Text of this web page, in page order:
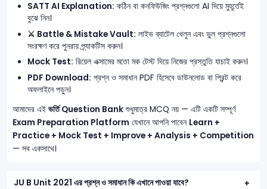
SATT AI Explanation: কঠিন বা কনফিউজিং প্রশ্নগুলো AI দিয়ে মুহূর্তেই
বুঝে নিন।
⚔️ Battle & Mistake Vault: লাইভ ব্যাটেল খেলুন এবং ভুল প্রশ্নগুলো
সংরক্ষণ করে পুনরায় প্র্যাকটিস করুন।
Mock Test: রিয়েল এক্সামের মতো মক টেস্ট দিয়ে নিজের প্রস্তুতি যাচাই করুন।
PDF Download: প্রশ্ন ও সমাধান PDF হিসেবে ডাউনলোড বা প্রিন্ট করে
অফলাইনে পড়ুন।
আমাদের এই ভর্তি Question Bankশুধুমাত্র MCQ নয় — এটি একটি সম্পূর্ণ
Exam Preparation Platform যেখানে আপনি পাবেন Learn +
Practice + Mock Test + Improve + Analysis + Competition
— সব একসাথে।
JU B Unit 2021 এর প্রশ্ন ও সমাধান কি এখানে পাওয়া যাবে?